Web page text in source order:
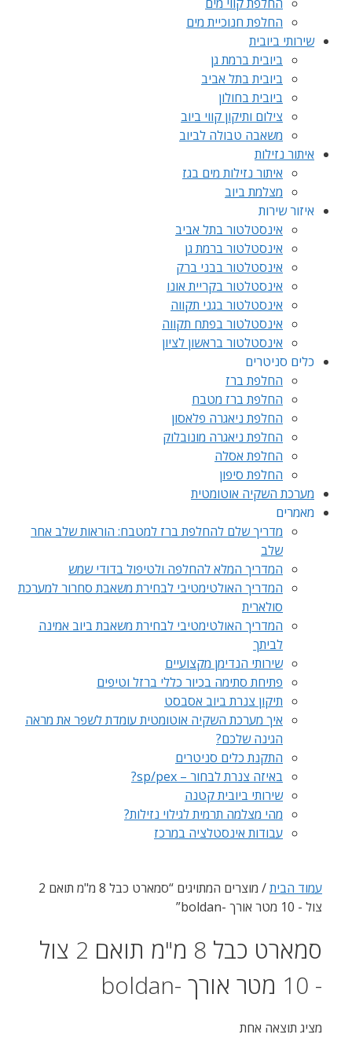
החלפת חנוכיית מים
שירותי ביובית
ביובית ברמת גן
ביובית בתל אביב
ביובית בחולון
צילום ותיקון קווי ביוב
משאבה טבולה לביוב
איתור נזילות
איתור נזילות מים בגז
מצלמת ביוב
איזור שירות
אינסטלטור בתל אביב
אינסטלטור ברמת גן
אינסטלטור בבני ברק
אינסטלטור בקריית אונו
אינסטלטור בגני תקווה
אינסטלטור בפתח תקווה
אינסטלטור בראשון לציון
כלים סניטרים
החלפת ברז
החלפת ברז מטבח
החלפת ניאגרה פלאסון
החלפת ניאגרה מונובלוק
החלפת אסלה
החלפת סיפון
מערכת השקיה אוטומטית
מאמרים
מדריך שלם להחלפת ברז למטבח: הוראות שלב אחר
שלב
המדריך המלא להחלפה ולטיפול בדודי שמש
המדריך האולטימטיבי לבחירת משאבת סחרור למערכת
סולארית
המדריך האולטימטיבי לבחירת משאבת ביוב אמינה
לביתך
שירותי הנדימן מקצועיים
פתיחת סתימה בכיור כללי ברזל וטיפים
תיקון צנרת ביוב אסבסט
איך מערכת השקיה אוטומטית עומדת לשפר את מראה
הגינה שלכם?
התקנת כלים סניטרים
באיזה צנרת לבחור – sp/pex?
שירותי ביובית קטנה
מהי מצלמה תרמית לגילוי נזילות?
עבודות אינסטלציה במרכז
עמוד הבית
/ מוצרים המתויגים “סמארט כבל 8 מ"מ תואם 2
צול - 10 מטר אורך -boldan”
סמארט כבל 8 מ"מ תואם 2 צול
- 10 מטר אורך -boldan
מציג תוצאה אחת